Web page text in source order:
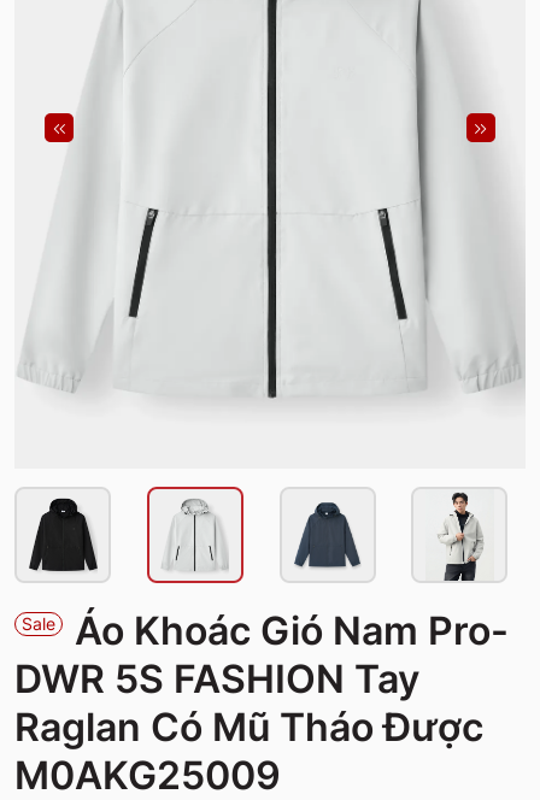
Sale
Áo Khoác Gió Nam Pro-
DWR 5S FASHION Tay
Raglan Có Mũ Tháo Được
M0AKG25009